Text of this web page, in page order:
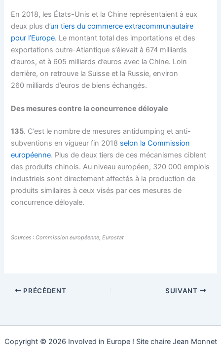
En 2018, les États-Unis et la Chine représentaient à eux
deux plus d’un tiers du commerce extracommunautaire
pour l’Europe. Le montant total des importations et des
exportations outre-Atlantique s’élevait à 674 milliards
d’euros, et à 605 milliards d’euros avec la Chine. Loin
derrière, on retrouve la Suisse et la Russie, environ
260 milliards d’euros de biens échangés.
Des mesures contre la concurrence déloyale
135. C’est le nombre de mesures antidumping et anti-
subventions en vigueur fin 2018 selon la Commission
européenne. Plus de deux tiers de ces mécanismes ciblent
des produits chinois. Au niveau européen, 320 000 emplois
industriels sont directement affectés à la production de
produits similaires à ceux visés par ces mesures de
concurrence déloyale.
Sources : Commission européenne, Eurostat
PRÉCÉDENT SUIVANT
Copyright © 2026 Involved in Europe ! Site chaire Jean Monnet